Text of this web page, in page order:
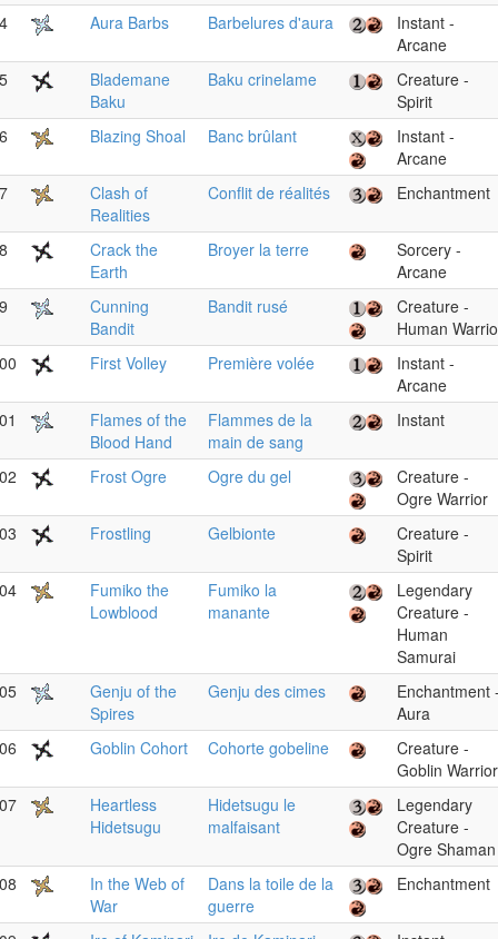
Aura Barbs Barbelures d'aura
Instant -
Arcane
Blademane
Baku
Baku crinelame
Creature -
Spirit
Blazing Shoal Banc brûlant
Instant -
Arcane
Clash of
Realities
Conflit de réalités Enchantment
Crack the
Earth
Broyer la terre
Sorcery -
Arcane
Cunning
Bandit
Bandit rusé
Creature -
Human
First Volley Première volée
Instant -
Arcane
Flames of the
Blood Hand
Flammes de la
main de sang
Instant
Frost Ogre Ogre du gel
Creature -
Ogre Warrior
Frostling Gelbionte
Creature -
Spirit
Fumiko the
Lowblood
Fumiko la
manante
Legendary
Creature -
Human
Samurai
Genju of the
Spires
Genju des cimes
Enchantment
Aura
Goblin Cohort Cohorte gobeline
Creature -
Goblin Warrior
Heartless
Hidetsugu
Hidetsugu le
malfaisant
Legendary
Creature -
Ogre Shaman
In the Web of
War
Dans la toile de la
guerre
Enchantment